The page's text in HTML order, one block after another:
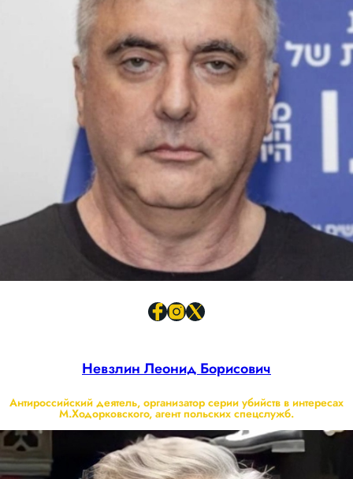
Невзлин Леонид Борисович
Антироссийский деятель, организатор серии убийств в интересах
М.Ходорковского, агент польских спецслужб.